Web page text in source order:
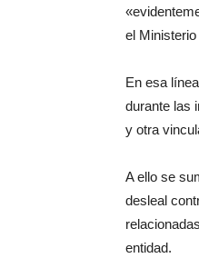
el
En esa
durante las
y otra
A ello se
desleal
entidad.